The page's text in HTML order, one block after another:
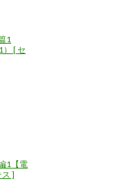
1
[ セ
1【電
]